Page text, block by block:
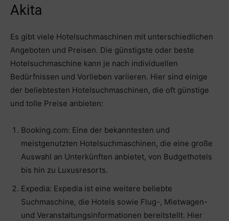
Akita
Es gibt viele Hotelsuchmaschinen mit unterschiedlichen
Angeboten und Preisen. Die günstigste oder beste
Hotelsuchmaschine kann je nach individuellen
Bedürfnissen und Vorlieben variieren. Hier sind einige
der beliebtesten Hotelsuchmaschinen, die oft günstige
und tolle Preise anbieten:
Booking.com: Eine der bekanntesten und
meistgenutzten Hotelsuchmaschinen, die eine große
Auswahl an Unterkünften anbietet, von Budgethotels
bis hin zu Luxusresorts.
Expedia: Expedia ist eine weitere beliebte
Suchmaschine, die Hotels sowie Flug-, Mietwagen-
und Veranstaltungsinformationen bereitstellt. Hier